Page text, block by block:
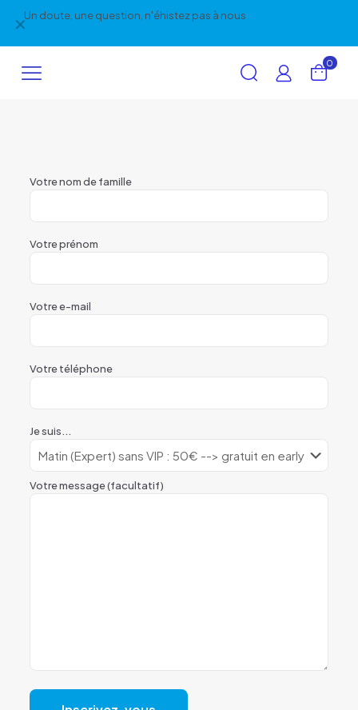
Un doute, une question, n'éhistez pas à nous
✕
0
Votre nom de famille
Votre prénom
Votre e-mail
Votre téléphone
Je suis...
Votre message (facultatif)